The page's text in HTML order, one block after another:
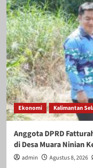
Ekonomi Kalimantan
Anggota DPRD
di Desa Muara Ninian
admin Agustus 8, 2026